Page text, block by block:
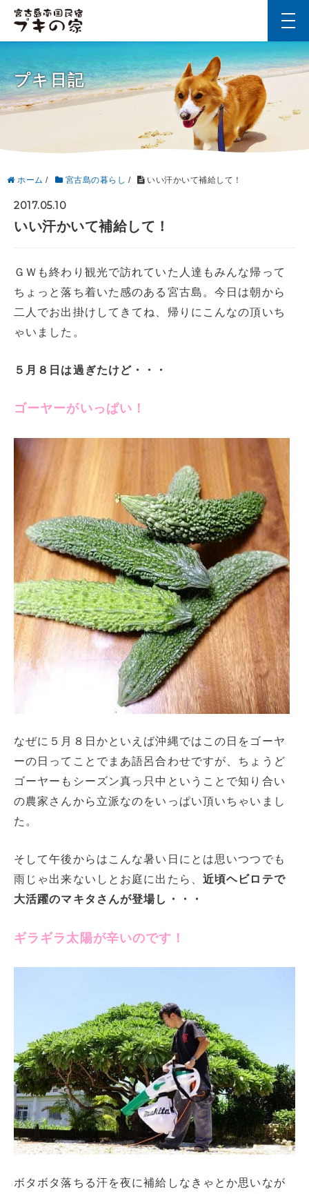
プキ日記
ホーム / 宮古島の暮らし / いい汗かいて補給して！
2017.05.10
いい汗かいて補給して！
ＧＷも終わり観光で訪れていた人達もみんな帰って
ちょっと落ち着いた感のある宮古島。今日は朝から
二人でお出掛けしてきてね、帰りにこんなの頂いち
ゃいました。
５月８日は過ぎたけど・・・
ゴーヤーがいっぱい！
なぜに５月８日かといえば沖縄ではこの日をゴーヤ
ーの日ってことでまあ語呂合わせですが、ちょうど
ゴーヤーもシーズン真っ只中ということで知り合い
の農家さんから立派なのをいっぱい頂いちゃいまし
た。
そして午後からはこんな暑い日にとは思いつつでも
雨じゃ出来ないしとお庭に出たら、 近頃ヘビロテで
大活躍のマキタさんが登場し・・・
ギラギラ太陽が辛いのです！
ボタボタ落ちる汗を夜に補給しなきゃとか思いなが
t
o
g
g
l
v
a